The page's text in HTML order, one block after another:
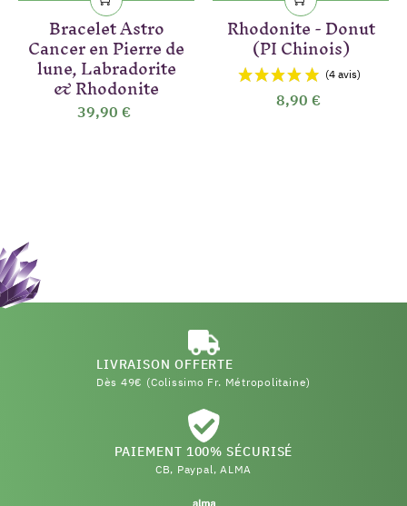
Bracelet Astro
Cancer en Pierre de
lune, Labradorite
& Rhodonite
39,90 €
Rhodonite - Donut
(PI Chinois)
8,90 €
LIVRAISON OFFERTE
Dès 49€ (Colissimo Fr. Métropolitaine)
PAIEMENT 100% SÉCURISÉ
CB, Paypal, ALMA